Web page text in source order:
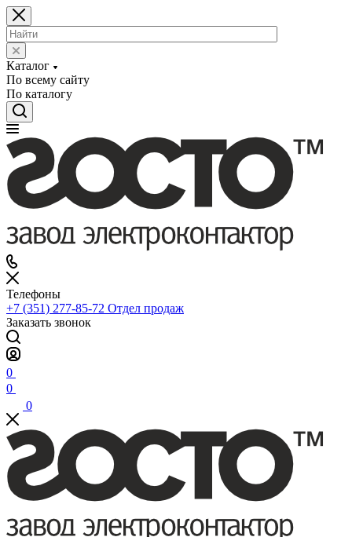
Каталог
По всему сайту
По каталогу
Телефоны
+7 (351) 277-85-72 Отдел продаж
Заказать звонок
0
0
0